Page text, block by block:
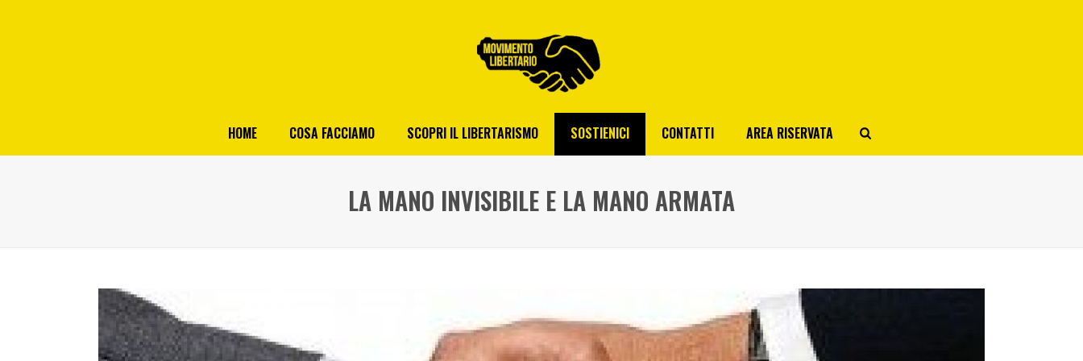
HOME COSA FACCIAMO SCOPRI IL LIBERTARISMO SOSTIENICI CONTATTI AREA RISERVATA
LA MANO INVISIBILE E LA MANO ARMATA